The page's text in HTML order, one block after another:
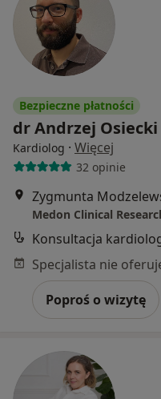
Bezpieczne płatności
dr Andrzej Osiecki
Kardiolog · Więcej
32 opinie
Medon Clinical
Konsultacja
Poproś o wizytę